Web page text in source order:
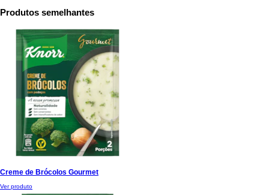
Produtos semelhantes
Creme de Brócolos Gourmet
Ver produto